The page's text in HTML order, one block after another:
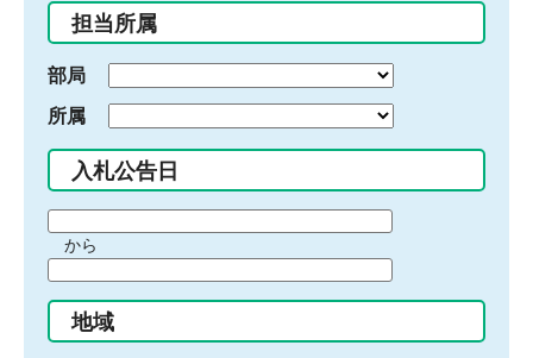
入
力
担当所属
部局
所属
入札公告日
間
始
り
から
間
終
地域